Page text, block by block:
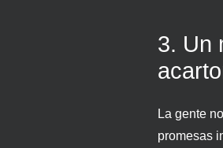
3. Un
La gente
promesas